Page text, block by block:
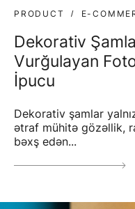
PRODUCT E-
Dekorativ
Vurğulayan
İpucu
Dekorativ şamlar
ətraf mühitə gözəllik,
bəxş edən...